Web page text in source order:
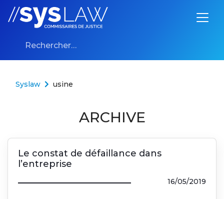
Aller au contenu
Rechercher :
Syslaw usine
ARCHIVE
Le constat de défaillance dans
l’entreprise
16/05/2019